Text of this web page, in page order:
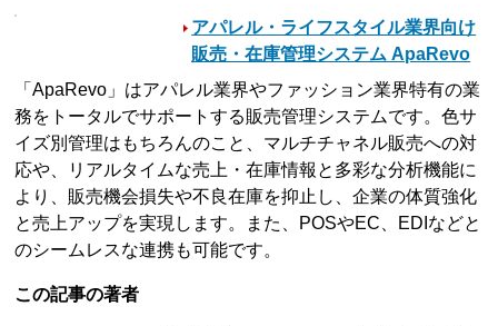
アパレル・ライフスタイル業界向け
販売・在庫管理システム ApaRevo
「ApaRevo」はアパレル業界やファッション業界特有の業
務をトータルでサポートする販売管理システムです。色サ
イズ別管理はもちろんのこと、マルチチャネル販売への対
応や、リアルタイムな売上・在庫情報と多彩な分析機能に
より、販売機会損失や不良在庫を抑止し、企業の体質強化
と売上アップを実現します。また、POSやEC、EDIなどと
のシームレスな連携も可能です。
この記事の著者